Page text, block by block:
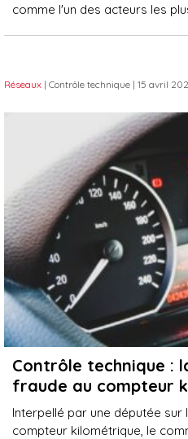
comme l'un des acteurs les
Réseaux | Contrôle technique | 15 avril
Contrôle technique :
fraude au compteur
Interpellé par une députée
compteur kilométrique, le